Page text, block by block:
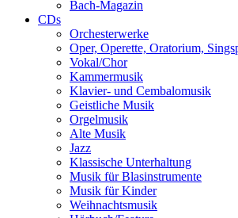
Bach-Magazin
CDs
Orchesterwerke
Oper, Operette, Oratorium,
Vokal/Chor
Kammermusik
Klavier- und Cembalomusik
Geistliche Musik
Orgelmusik
Alte Musik
Jazz
Klassische Unterhaltung
Musik für Blasinstrumente
Musik für Kinder
Weihnachtsmusik